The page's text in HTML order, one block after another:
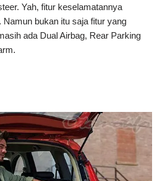
Yah, fitur keselamatannya
bukan itu saja fitur yang
ada Dual Airbag, Rear Parking